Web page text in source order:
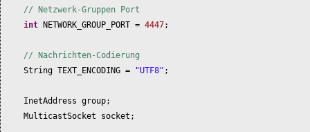
// Netzwerk-Gruppen Port
int
NETWORK_GROUP_PORT = 4447;
// Nachrichten-Codierung
String TEXT_ENCODING =
"UTF8" ;
InetAddress group;
MulticastSocket socket;